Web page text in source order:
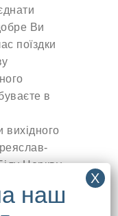
грн
70466
грн
грн
Ви
поїздки
в
Церкву.